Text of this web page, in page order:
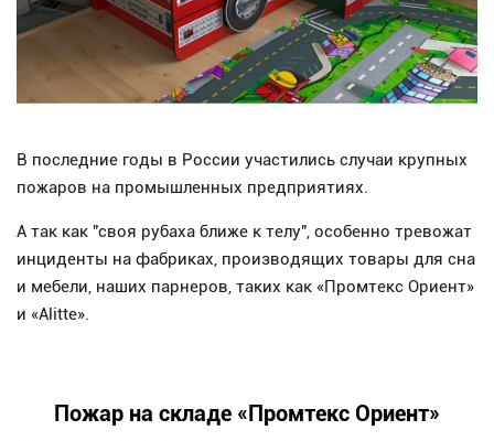
В последние годы в России участились случаи крупных
пожаров на промышленных предприятиях.
А так как "своя рубаха ближе к телу", особенно тревожат
инциденты на фабриках, производящих товары для сна
и мебели, наших парнеров, таких как «Промтекс Ориент»
и «Alitte».
Пожар на складе «Промтекс Ориент»